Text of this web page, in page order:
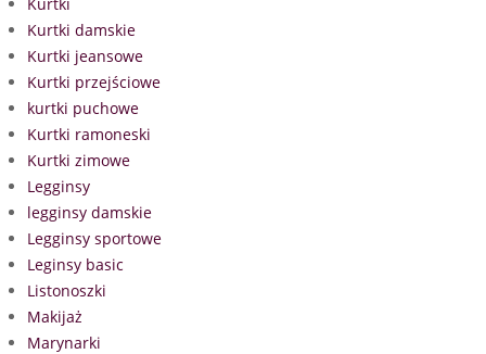
Kurtki damskie
Kurtki jeansowe
Kurtki przejściowe
kurtki puchowe
Kurtki ramoneski
Kurtki zimowe
Legginsy
legginsy damskie
Legginsy sportowe
Leginsy basic
Listonoszki
Makijaż
Marynarki